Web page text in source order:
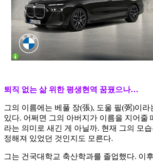
퇴직 없는 삶 위한 평생현역 꿈꿨으나…
그의 이름에는 베풀 장(張), 도울 필(弼)이
있다. 어쩌면 그의 아버지가 이름을 지어줄
라는 의미로 새긴 게 아닐까. 현재 그의 모
정해져 있었던 것인지도 모른다.
그는 건국대학교 축산학과를 졸업했다. 이